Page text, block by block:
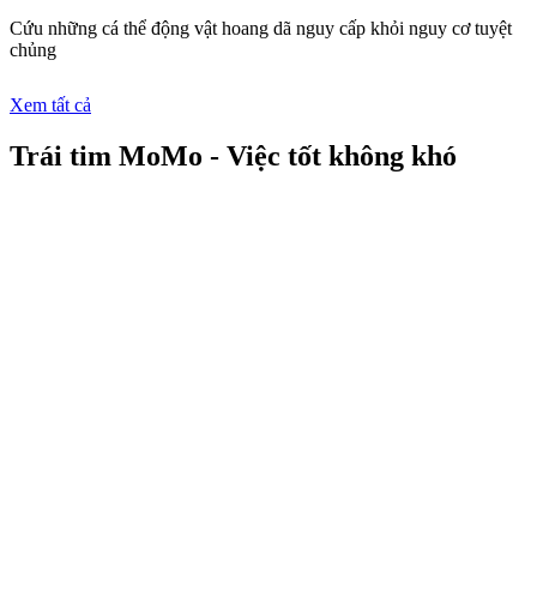
Cứu những cá thể động vật hoang dã nguy cấp khỏi nguy cơ tuyệt
chủng
Xem tất cả
Trái tim MoMo - Việc tốt không khó